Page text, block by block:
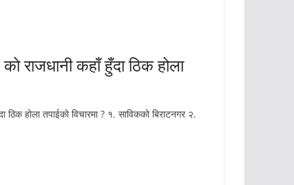
राजधानी कहाँ हुँदा ठिक होला
होला तपाईको विचारमा ? १. साविकको बिराटनगर २.